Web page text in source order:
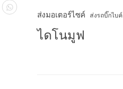
ส่งมอเตอร์ไซค์ ส่งรถบิ๊กไบค์
ไดโนมูฟ